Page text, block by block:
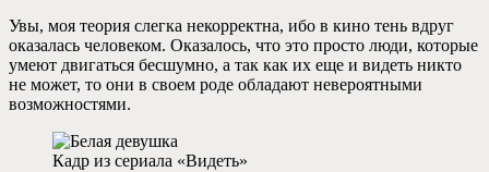
Увы, моя теория слегка некорректна, ибо в кино тень вдруг
оказалась человеком. Оказалось, что это просто люди, которые
умеют двигаться бесшумно, а так как их еще и видеть никто
не может, то они в своем роде обладают невероятными
возможностями.
Кадр из сериала «Видеть»